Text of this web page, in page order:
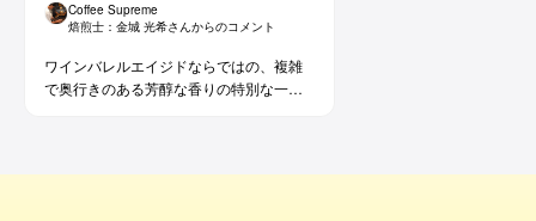
Coffee Supreme
焙煎士： 金城 光希さんからのコメント
ワインバレルエイジドならではの、複雑
で奥行きのある芳醇な香りの特別な一杯